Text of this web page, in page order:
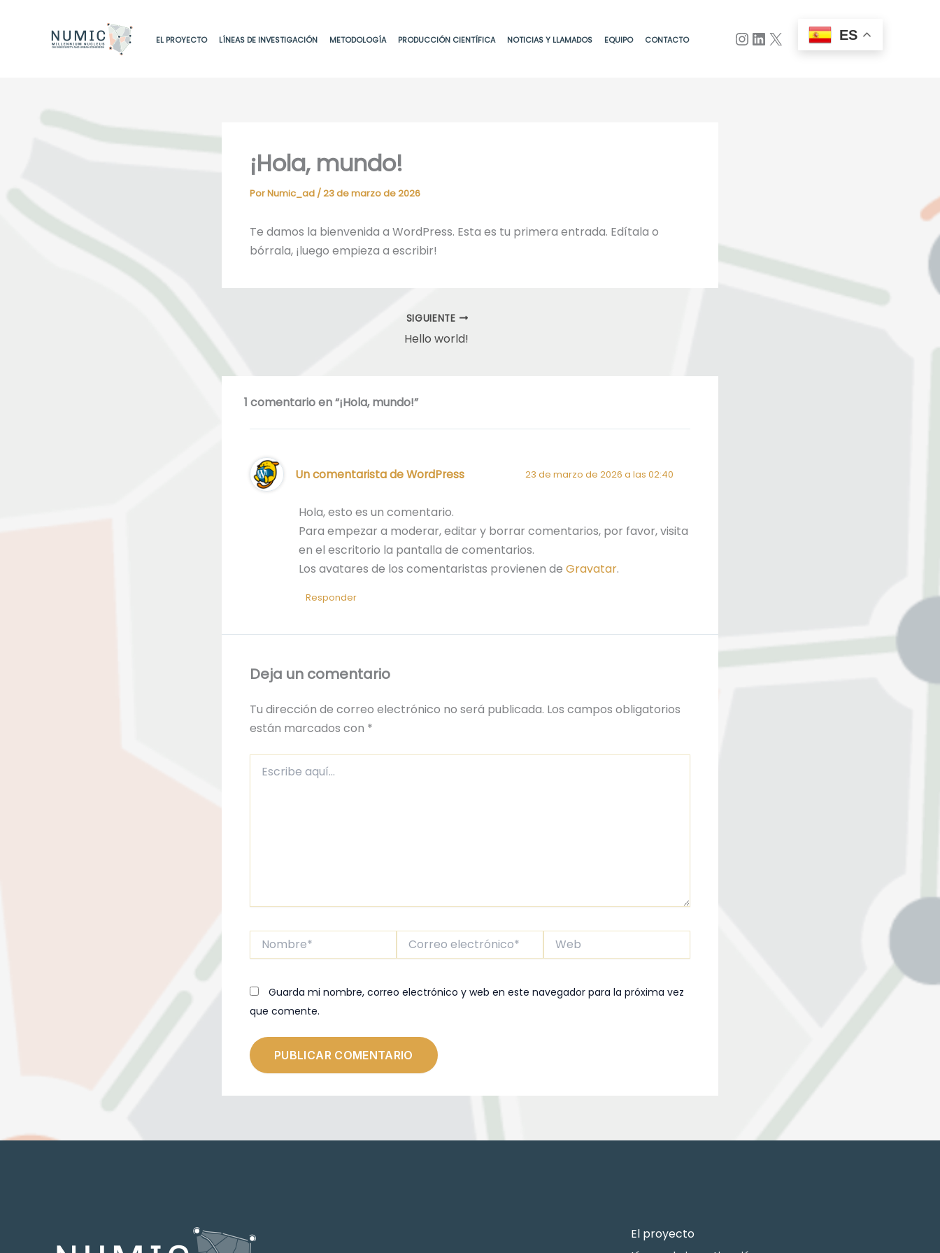
contenido
EL PROYECTO LÍNEAS DE INVESTIGACIÓN METODOLOGÍA PRODUCCIÓN CIENTÍFICA NOTICIAS Y LLAMADOS EQUIPO CONTACTO ES
¡Hola, mundo!
PorNumic_ad /23 de marzo de 2026
Te damos la bienvenida a WordPress. Esta es tu primera entrada. Edítala o
bórrala, ¡luego empieza a escribir!
SIGUIENTE
Hello world!
1 comentario en “¡Hola, mundo!”
Un comentarista de WordPress 23 de marzo de 2026 a las 02:40
Hola, esto es un comentario.
Para empezar a moderar, editar y borrar comentarios, por favor, visita
en el escritorio la pantalla de comentarios.
Los avatares de los comentaristas provienen de Gravatar.
Responder
Deja un comentario
Tu dirección de correo electrónico no será publicada. Los campos obligatorios
están marcados con *
aquí...
Nombre*
electrónico*
Guarda mi nombre, correo electrónico y web en este navegador para la próxima vez
que comente.
El proyecto